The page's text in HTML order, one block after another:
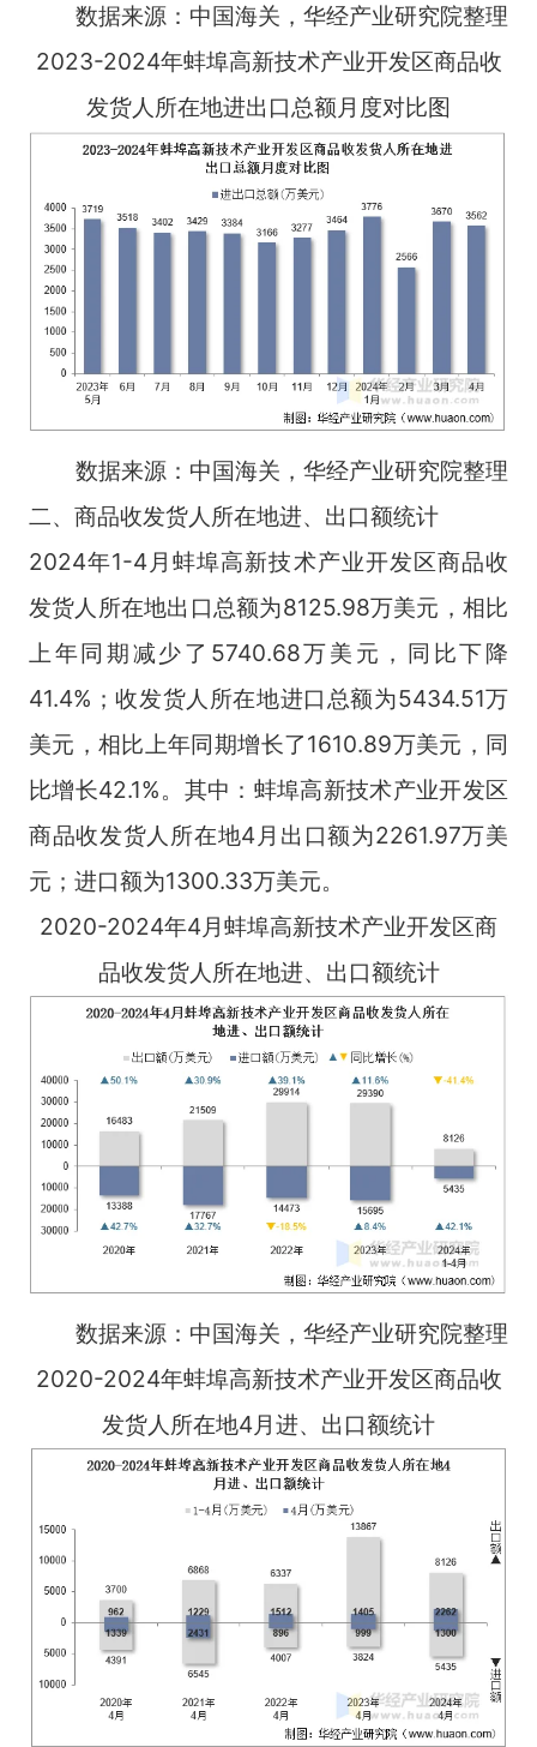
数据来源：中国海关，华经产业研究院整理
2023-2024年蚌埠高新技术产业开发区商品收
发货人所在地进出口总额月度对比图
数据来源：中国海关，华经产业研究院整理
二、商品收发货人所在地进、出口额统计
2024年1-4月蚌埠高新技术产业开发区商品收
发货人所在地出口总额为8125.98万美元，相比
上年同期减少了5740.68万美元，同比下降
41.4%；收发货人所在地进口总额为5434.51万
美元，相比上年同期增长了1610.89万美元，同
比增长42.1%。其中：蚌埠高新技术产业开发区
商品收发货人所在地4月出口额为2261.97万美
元；进口额为1300.33万美元。
2020-2024年4月蚌埠高新技术产业开发区商
品收发货人所在地进、出口额统计
数据来源：中国海关，华经产业研究院整理
2020-2024年蚌埠高新技术产业开发区商品收
发货人所在地4月进、出口额统计